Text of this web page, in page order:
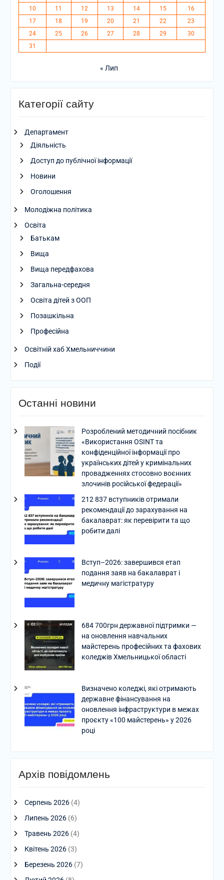
10
11 12 13 14 15
16
17
18 19 20 21 22
23
24
25 26 27 28 29
30
31
« Лип
Категорії сайту
Департамент
Діяльність
Доступ до публічної інформації
Новини
Оголошення
Молодіжна політика
Освіта
Батькам
Вища
Вища передфахова
Загальна-середня
Освіта дітей з ООП
Позашкільна
Професійна
Освітній хаб Хмельниччини
Події
Останні новини
Розроблений методичний посібник
«Використання OSINT та
конфіденційної інформації про
українських дітей у кримінальних
провадженнях стосовно воєнних
злочинів російської федерації»
212 837 вступників отримали
рекомендації до зарахування на
бакалаврат: як перевірити та що
робити далі
Вступ–2026: завершився етап
подання заяв на бакалаврат і
медичну магістратуру
684 700грн державної підтримки —
на оновлення навчальних
майстерень професійних та фахових
коледжів Хмельницької області
Визначено коледжі, які отримають
державне фінансування на
оновлення інфраструктури в межах
проєкту «100 майстерень» у 2026
році
Архів повідомлень
Серпень 2026(4)
Липень 2026(6)
Травень 2026(4)
Квітень 2026(3)
Березень 2026(7)